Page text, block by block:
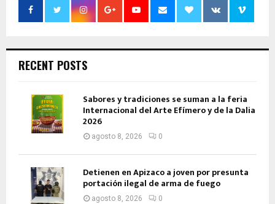
RECENT POSTS
Sabores y tradiciones se suman a la feria
Internacional del Arte Efímero y de la Dalia
2026
agosto 8, 2026 0
Detienen en Apizaco a joven por presunta
portación ilegal de arma de fuego
agosto 8, 2026 0